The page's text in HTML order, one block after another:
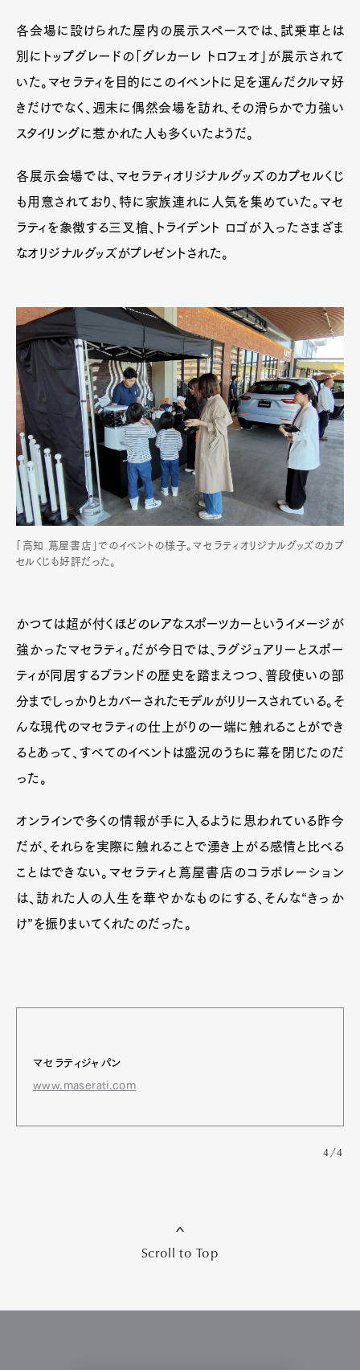
各会場に設けられた屋内の展示スペースでは、試乗車とは
別にトップグレードの「グレカーレ トロフェオ」が展示されて
いた。マセラティを目的にこのイベントに足を運んだクルマ好
きだけでなく、週末に偶然会場を訪れ、その滑らかで力強い
スタイリングに惹かれた人も多くいたようだ。
各展示会場では、マセラティオリジナルグッズのカプセルくじ
も用意されており、特に家族連れに人気を集めていた。マセ
ラティを象徴する三叉槍、トライデント ロゴが入ったさまざま
なオリジナルグッズがプレゼントされた。
「高知 蔦屋書店」でのイベントの様子。マセラティオリジナルグッズのカプ
セルくじも好評だった。
かつては超が付くほどのレアなスポーツカーというイメージが
強かったマセラティ。だが今日では、ラグジュアリーとスポー
ティが同居するブランドの歴史を踏まえつつ、普段使いの部
分までしっかりとカバーされたモデルがリリースされている。そ
んな現代のマセラティの仕上がりの一端に触れることができ
るとあって、すべてのイベントは盛況のうちに幕を閉じたのだ
った。
オンラインで多くの情報が手に入るように思われている昨今
だが、それらを実際に触れることで湧き上がる感情と比べる
ことはできない。マセラティと蔦屋書店のコラボレーション
は、訪れた人の人生を華やかなものにする、そんな“きっか
け”を振りまいてくれたのだった。
マセラティジャパン
www.maserati.com
4/4
Scroll to Top